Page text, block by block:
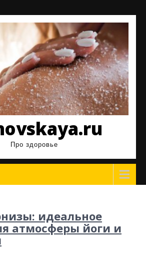
Про здоровье
идеальное
атмосферы йоги и